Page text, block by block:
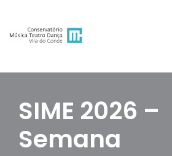
Avançar
SIME 2026 –
Semana